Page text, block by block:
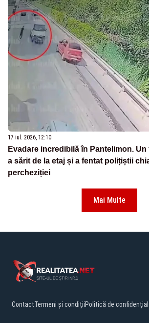
17 iul. 2026, 12:10
Evadare incredibilă în Pantelimon.
a sărit de la etaj și a fentat polițiștii
percheziției
Mai Multe
ContactTermeni și condițiiPolitică de